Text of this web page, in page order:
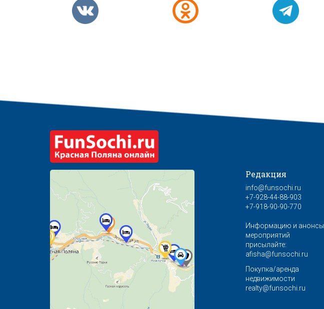
Редакция
info@funsochi.ru
+7-928-44-88-903
+7-918-90-90-770
Информацию и анонсы
мероприятий
присылайте:
afisha@funsochi.ru
Покупка/аренда
недвижимости
realty@funsochi.ru